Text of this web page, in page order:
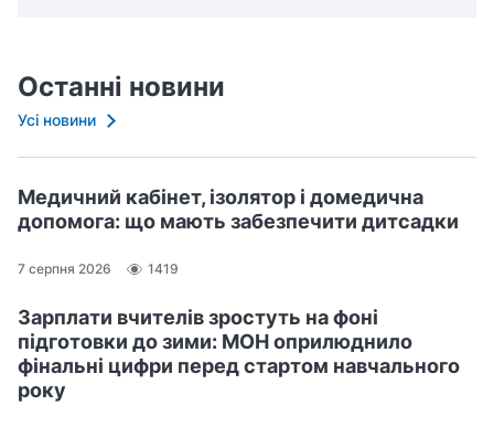
Останні новини
Усі новини
Медичний кабінет, ізолятор і домедична
допомога: що мають забезпечити дитсадки
7 серпня 2026 1419
Зарплати вчителів зростуть на фоні
підготовки до зими: МОН оприлюднило
фінальні цифри перед стартом навчального
року